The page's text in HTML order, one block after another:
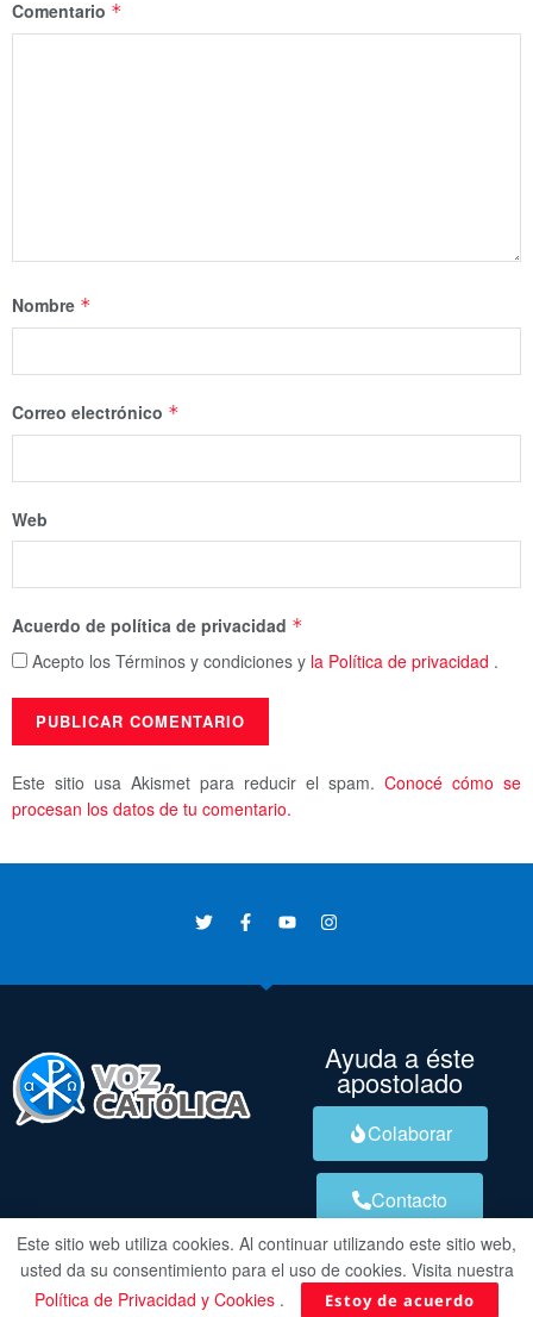
Comentario *
Nombre *
Correo electrónico *
Web
Acuerdo de política de privacidad *
Acepto los Términos y condiciones y la Política de privacidad .
Este sitio usa Akismet para reducir el spam. Conocé cómo se
procesan los datos de tu comentario.
Ayuda a éste
apostolado
Colaborar
Contacto
Este sitio web utiliza cookies. Al continuar utilizando este sitio web,
usted da su consentimiento para el uso de cookies. Visita nuestra
Política de Privacidad y Cookies . Estoy de acuerdo